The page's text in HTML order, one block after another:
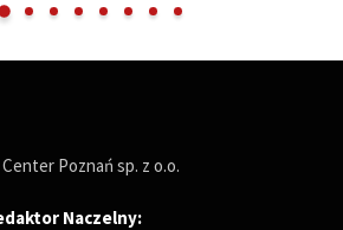
Poznań sp. z o.o.
Naczelny: